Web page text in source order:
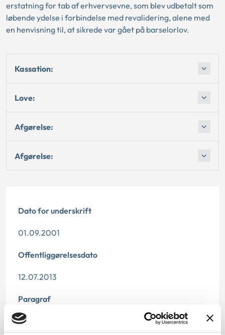
erstatning for tab af erhvervsevne, som blev udbetalt som
løbende ydelse i forbindelse med revalidering, alene med
en henvisning til, at sikrede var gået på barselorlov.
Kassation:
Love:
Afgørelse:
Afgørelse:
Dato for underskrift
01.09.2001
Offentliggørelsesdato
12.07.2013
Paragraf
§ 71 § 55 § 32